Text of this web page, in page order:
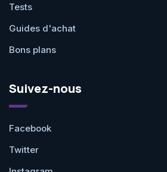
Tests
Guides d'achat
Bons plans
Suivez-nous
Facebook
Twitter